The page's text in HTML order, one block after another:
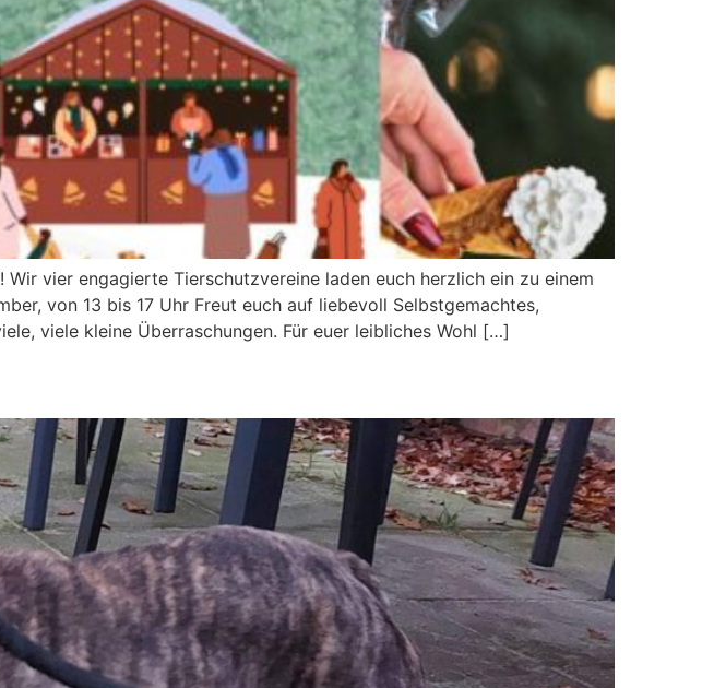
vier engagierte Tierschutzvereine laden euch herzlich ein zu einem
von 13 bis 17 Uhr Freut euch auf liebevoll Selbstgemachtes,
viele kleine Überraschungen. Für euer leibliches Wohl […]